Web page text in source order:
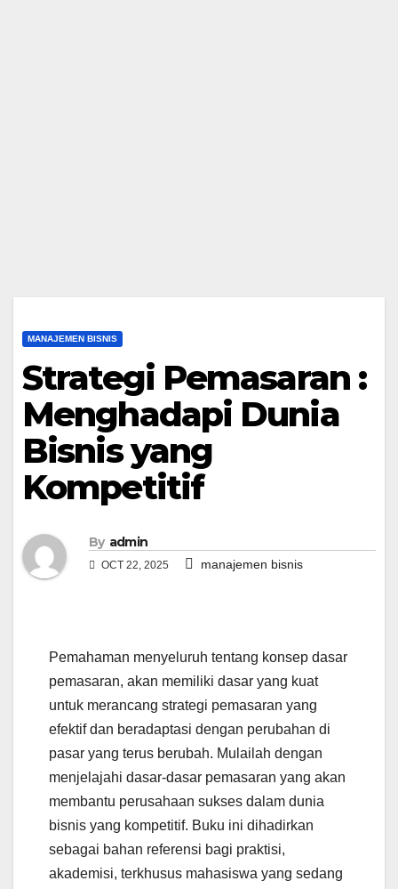
MANAJEMEN BISNIS
Strategi Pemasaran :
Menghadapi Dunia
Bisnis yang
Kompetitif
By admin
OCT 22, 2025 manajemen bisnis
Pemahaman menyeluruh tentang konsep dasar
pemasaran, akan memiliki dasar yang kuat
untuk merancang strategi pemasaran yang
efektif dan beradaptasi dengan perubahan di
pasar yang terus berubah. Mulailah dengan
menjelajahi dasar-dasar pemasaran yang akan
membantu perusahaan sukses dalam dunia
bisnis yang kompetitif. Buku ini dihadirkan
sebagai bahan referensi bagi praktisi,
akademisi, terkhusus mahasiswa yang sedang